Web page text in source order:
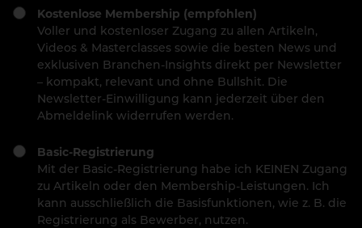
Kostenlose Membership (empfohlen)
Voller und kostenloser Zugang zu allen Artikeln,
Videos & Masterclasses sowie die besten News und
exklusiven Branchen-Insights direkt per Newsletter
– kompakt, relevant und ohne Bullshit. Die
Newsletter-Einwilligung kann jederzeit über den
Abmeldelink widerrufen werden.
Basic-Registrierung
Mit der Basic-Registrierung habe ich KEINEN Zugang
zu Artikeln oder den Membership-Leistungen. Ich
kann ausschließlich die Basisfunktionen, wie z. B. die
Registrierung als Bewerber, nutzen.